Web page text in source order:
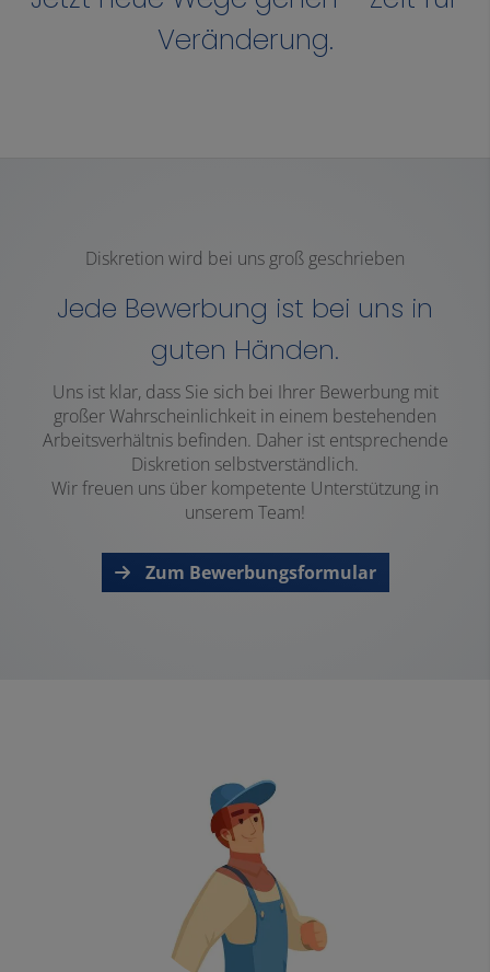
Veränderung.
Diskretion wird bei uns groß geschrieben
Jede Bewerbung ist bei uns in
guten Händen.
Uns ist klar, dass Sie sich bei Ihrer Bewerbung mit
großer Wahrscheinlichkeit in einem bestehenden
Arbeitsverhältnis befinden. Daher ist entsprechende
Diskretion selbstverständlich.
Wir freuen uns über kompetente Unterstützung in
unserem Team!
Zum Bewerbungsformular